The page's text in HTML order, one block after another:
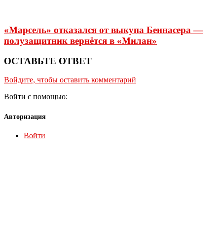
«Марсель» отказался от выкупа Беннасера —
полузащитник вернётся в «Милан»
ОСТАВЬТЕ ОТВЕТ
Войдите, чтобы оставить комментарий
Войти с помощью:
Авторизация
Войти